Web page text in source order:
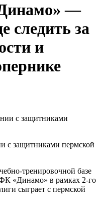
—
следить за
и
с защитниками пермской
тренировочной базе
«Динамо» в рамках 2-го
сыграет с пермской